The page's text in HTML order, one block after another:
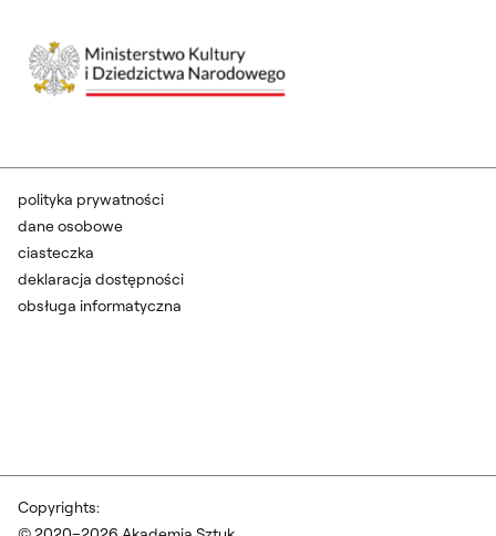
Copyrights:
polityka prywatności
dane osobowe
ciasteczka
deklaracja dostępności
obsługa informatyczna